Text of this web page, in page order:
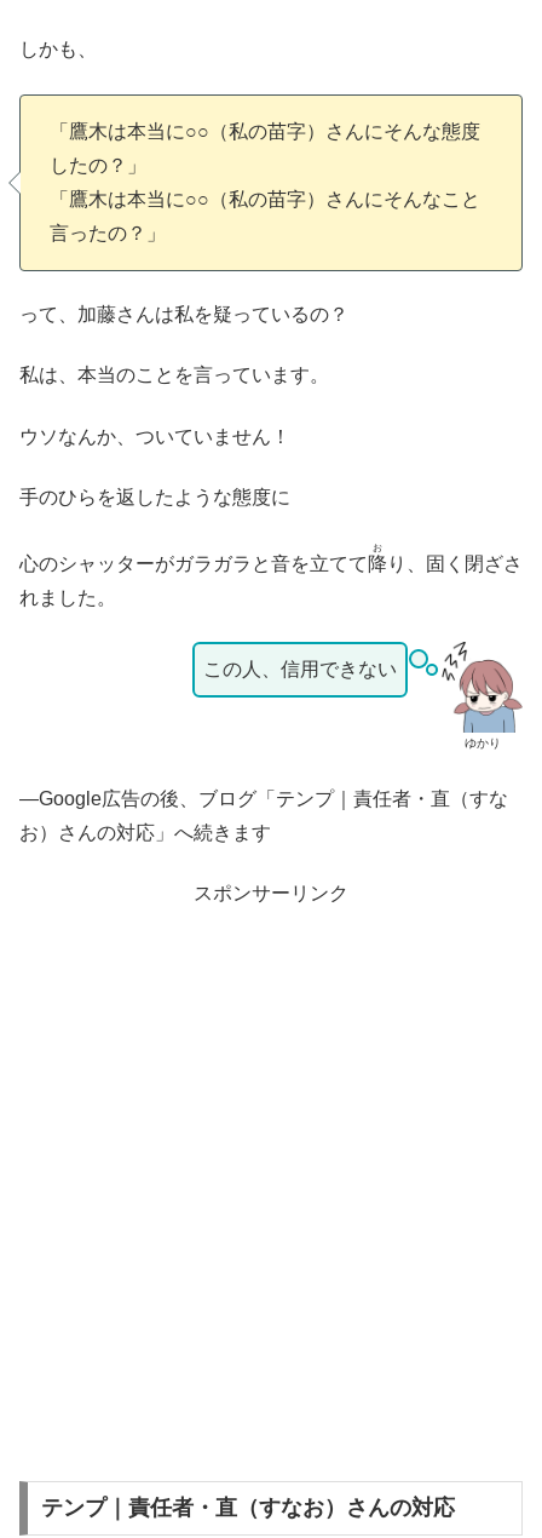
しかも、
「鷹木は本当に○○（私の苗字）さんにそんな態度
したの？」
「鷹木は本当に○○（私の苗字）さんにそんなこと
言ったの？」
って、加藤さんは私を疑っているの？
私は、本当のことを言っています。
ウソなんか、ついていません！
手のひらを返したような態度に
心のシャッターがガラガラと音を立てて 降
お
り、固く閉ざさ
れました。
ゆかり
この人、信用できない
—Google広告の後、ブログ「テンプ｜責任者・直（すな
お）さんの対応」へ続きます
スポンサーリンク
テンプ｜責任者・直（すなお）さんの対応